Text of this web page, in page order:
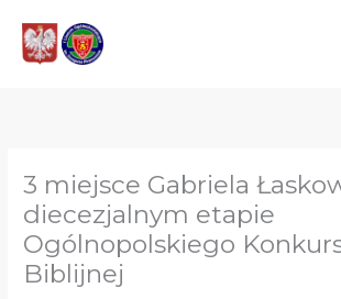
treści
3 miejsce Gabriela
diecezjalnym etapie
Ogólnopolskiego
Biblijnej